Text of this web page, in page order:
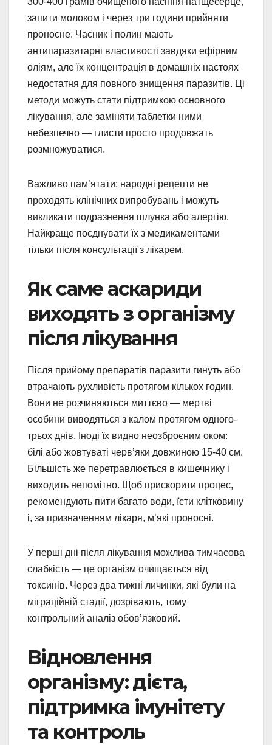
запити молоком і через три години прийняти
проносне. Часник і полин мають
антипаразитарні властивості завдяки ефірним
оліям, але їх концентрація в домашніх настоях
недостатня для повного знищення паразитів. Ці
методи можуть стати підтримкою основного
лікування, але заміняти таблетки ними
небезпечно — глисти просто продовжать
розмножуватися.
Важливо пам’ятати: народні рецепти не
проходять клінічних випробувань і можуть
викликати подразнення шлунка або алергію.
Найкраще поєднувати їх з медикаментами
тільки після консультації з лікарем.
Як саме аскариди
виходять з організму
після лікування
Після прийому препаратів паразити гинуть або
втрачають рухливість протягом кількох годин.
Вони не розчиняються миттєво — мертві
особини виводяться з калом протягом одного-
трьох днів. Іноді їх видно неозброєним оком:
білі або жовтуваті черв’яки довжиною 15-40 см.
Більшість же перетравлюється в кишечнику і
виходить непомітно. Щоб прискорити процес,
рекомендують пити багато води, їсти клітковину
і, за призначенням лікаря, м’які проносні.
У перші дні після лікування можлива тимчасова
слабкість — це організм очищається від
токсинів. Через два тижні личинки, які були на
міграційній стадії, дозрівають, тому
контрольний аналіз обов’язковий.
Відновлення
організму: дієта,
підтримка імунітету
та контроль